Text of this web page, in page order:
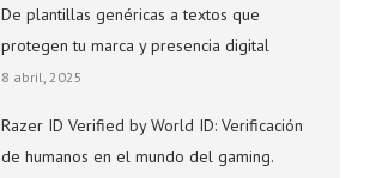
De plantillas genéricas a textos que
protegen tu marca y presencia digital
8 abril, 2025
Razer ID Verified by World ID: Verificación
de humanos en el mundo del gaming.